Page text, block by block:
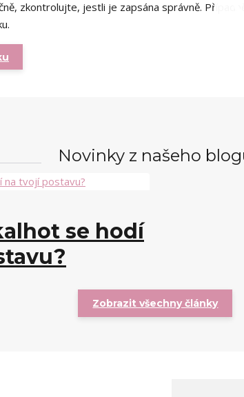
zkontrolujte, jestli je zapsána správně.
Novinky z našeho
se hodí
Zobrazit všechny články